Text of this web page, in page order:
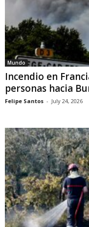
Mundo
Incendio en
personas hacia
Felipe Santos - July 24, 2026